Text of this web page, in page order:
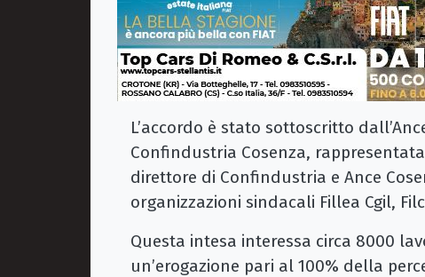
L’accordo è stato sottoscritto
Confindustria Cosenza,
direttore di Confindustria e Ance
organizzazioni sindacali Fillea Cgil,
Questa intesa interessa circa 8000
un’erogazione pari al 100% della